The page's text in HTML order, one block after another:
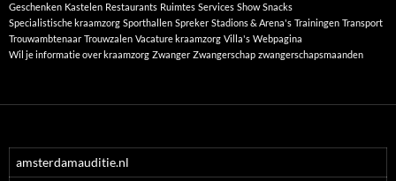
Geschenken Kastelen Restaurants Ruimtes Services Show Snacks
Specialistische kraamzorg Sporthallen Spreker Stadions & Arena's Trainingen Transport
Trouwambtenaar Trouwzalen Vacature kraamzorg Villa's Webpagina
Wil je informatie over kraamzorg Zwanger Zwangerschap zwangerschapsmaanden
amsterdamauditie.nl